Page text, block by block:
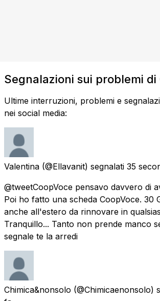
Segnalazioni sui problemi di
Ultime interruzioni, problemi e
nei social media:
Valentina (@Ellavanit) segnalati 35
@tweetCoopVoce pensavo davvero di
Poi ho fatto una scheda CoopVoce. 30
anche all'estero da rinnovare in
Tranquillo... Tanto non prende manco
segnale te la arredi
Chimica&nonsolo (@Chimicaenonsolo)